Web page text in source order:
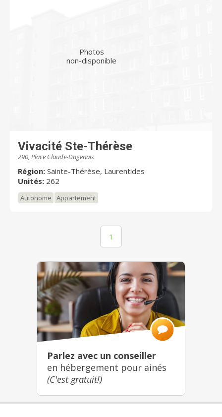
Photos
non-disponible
Vivacité Ste-Thérèse
290, Place Claude-Dagenais
Région: Sainte-Thérèse, Laurentides
Unités: 262
Autonome Appartement
1
Parlez avec un conseiller
en hébergement pour ainés
(C'est gratuit!)